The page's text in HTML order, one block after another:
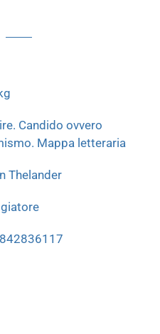
Candido ovvero
Mappa letteraria
Thelander